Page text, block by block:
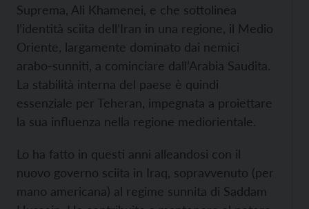
Suprema, Ali Khamenei, e che sottolinea
l’identità sciita dell’Iran in una regione, il Medio
Oriente, largamente dominato dai nemici
arabo-sunniti, a cominciare dall’Arabia Saudita.
La stabilità interna del paese è quindi
essenziale per Teheran, impegnata a proiettare
la sua influenza nella regione mediorientale.
Lo ha fatto in questi anni alleandosi con il
nuovo governo sciita in Iraq, sopravvenuto (per
mano americana) al regime sunnita di Saddam